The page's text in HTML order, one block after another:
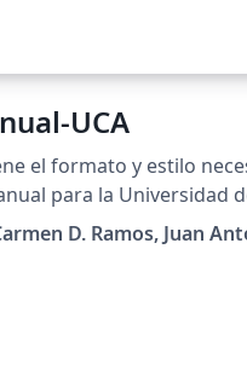
UCA
el formato y estilo
para la Universidad
D. Ramos, Juan